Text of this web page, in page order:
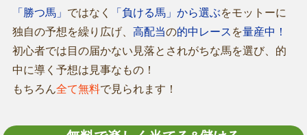
「勝つ馬」 ではなく 「負ける馬」から選ぶをモットーに
独自の予想を繰り広げ、 高配当の的中レース を量産中！
初心者では目の届かない見落とされがちな馬を選び、的
中に導く予想は見事なもの！
もちろん全て無料で見られます！